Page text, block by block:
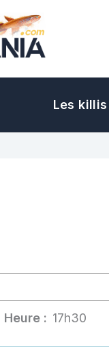
Les killis
Heure : 17h30